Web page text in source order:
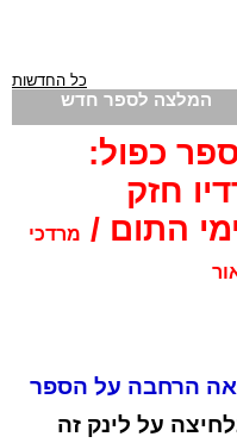
כל החדשות
המלצה לספר חדש
ספר כפול:
חזק
התום / מרדכי
הרחבה על הספר
על לינק זה